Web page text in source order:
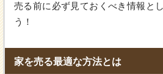
売る前に必ず見ておくべき情報と
う！
家を売る最適な方法とは